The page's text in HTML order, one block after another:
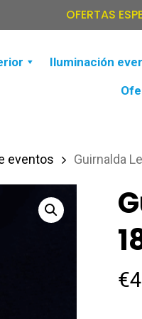
OFERTAS
Iluminación
eventos Guirnalda
€